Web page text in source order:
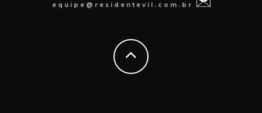
equipe@residentevil.com.br